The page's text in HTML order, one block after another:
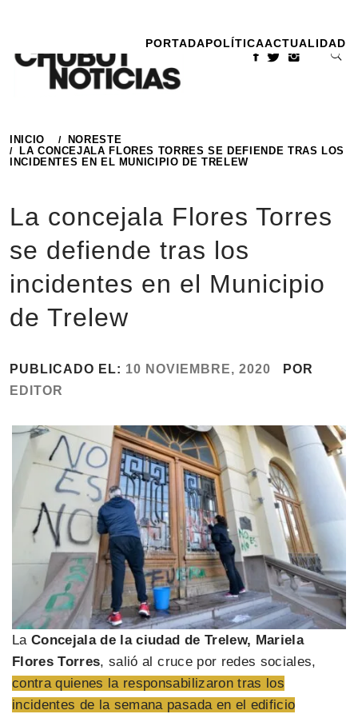
contenido
PORTADAPOLÍTICAACTUALIDAD
INICIO
NORESTE
LA CONCEJALA FLORES TORRES SE DEFIENDE TRAS LOS
INCIDENTES EN EL MUNICIPIO DE TRELEW
La concejala Flores Torres
se defiende tras los
incidentes en el Municipio
de Trelew
PUBLICADO EL: 10 NOVIEMBRE, 2020
POR
EDITOR
LaConcejala de la ciudad de Trelew, Mariela
Flores Torres, salió al cruce por redes sociales,
contra quienes la responsabilizaron tras los
incidentes de la semana pasada en el edificio